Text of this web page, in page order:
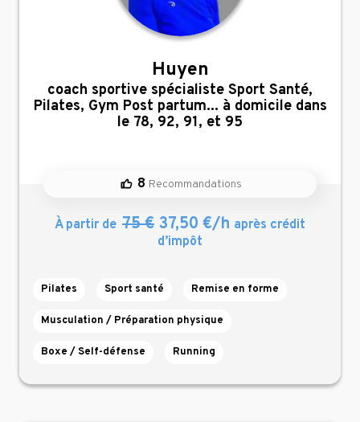
Huyen
,
coach sportive spécialiste Sport Santé,
Pilates, Gym Post partum... à domicile dans
le 78, 92, 91, et 95
8 Recommandations
À partir de 75 € 37,50 €/h après crédit
d’impôt
Pilates Sport santé Remise en forme
Musculation / Préparation physique
Boxe / Self-défense Running